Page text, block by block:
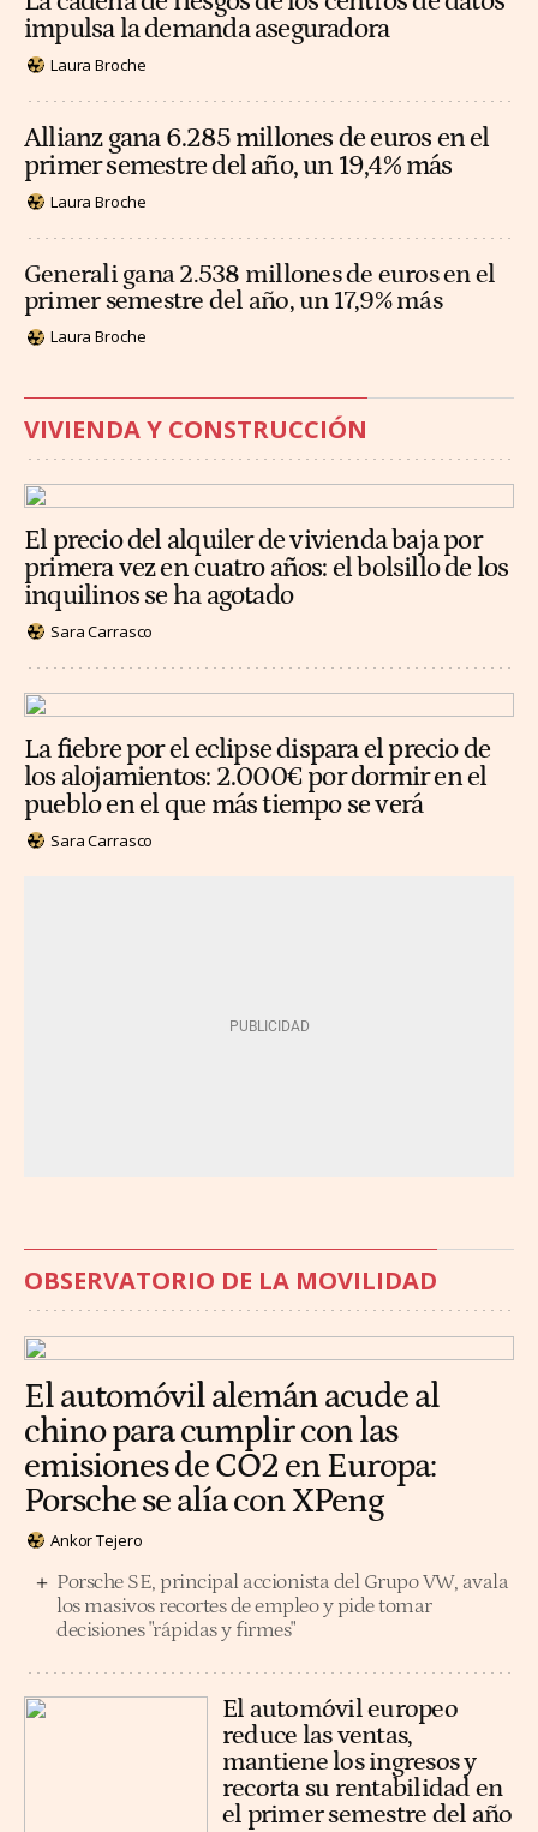
impulsa la demanda aseguradora
Laura Broche
Allianz gana 6.285 millones de euros en el
primer semestre del año, un 19,4% más
Laura Broche
Generali gana 2.538 millones de euros en el
primer semestre del año, un 17,9% más
Laura Broche
VIVIENDA Y CONSTRUCCIÓN
El precio del alquiler de vivienda baja por
primera vez en cuatro años: el bolsillo de los
inquilinos se ha agotado
Sara Carrasco
La fiebre por el eclipse dispara el precio de
los alojamientos: 2.000€ por dormir en el
pueblo en el que más tiempo se verá
Sara Carrasco
OBSERVATORIO DE LA MOVILIDAD
El automóvil alemán acude al
chino para cumplir con las
emisiones de CO2 en Europa:
Porsche se alía con XPeng
Ankor Tejero
Porsche SE, principal accionista del Grupo VW, avala
los masivos recortes de empleo y pide tomar
decisiones "rápidas y firmes"
El automóvil europeo
reduce las ventas,
mantiene los ingresos y
recorta su rentabilidad en
el primer semestre del año